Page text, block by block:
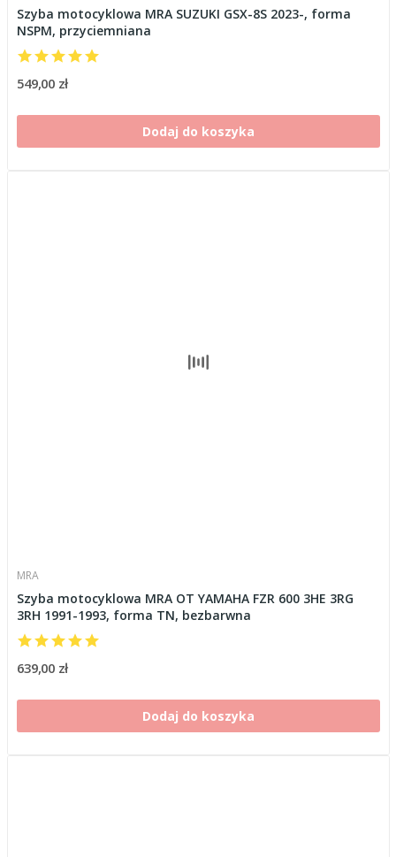
Szyba motocyklowa MRA SUZUKI GSX-8S 2023-, forma
NSPM, przyciemniana
549,00 zł
Dodaj do koszyka
MRA
Szyba motocyklowa MRA OT YAMAHA FZR 600 3HE 3RG
3RH 1991-1993, forma TN, bezbarwna
639,00 zł
Dodaj do koszyka